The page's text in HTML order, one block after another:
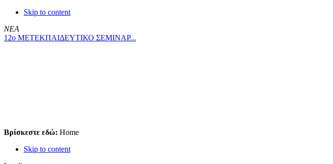
Skip to content
ΝΕΑ
12ο ΜΕΤΕΚΠΑΙΔΕΥΤΙΚΟ ΣΕΜΙΝΑΡ...
Βρίσκεστε εδώ: Home
Skip to content